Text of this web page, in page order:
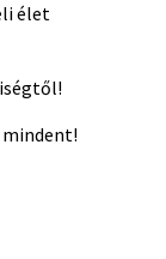
élet
mindent!